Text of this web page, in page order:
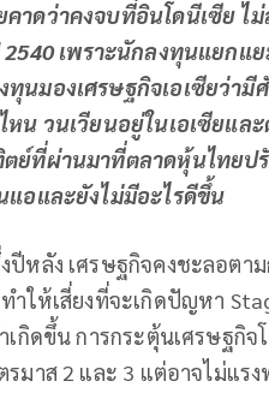
าดว่าคงจบที่อินโดนีเซีย ไ
2540 เพราะนักลงทุนแยกแ
นมองเศรษฐกิจเอเซียว่า
หน วนเวียนอยู่ในเอเซียแล
ตย์ที่ผ่านมาที่ตลาดหุ้นไทย
แอและยังไม่มีอะไรดีขึ้น
ปีหลัง เศรษฐกิจคงชะลอตา
าให้เสี่ยงที่จะเกิดปัญหา
เกิดขึ้น การกระตุ้นเศรษฐกิ
รมาส 2 และ 3 แต่อาจไม่แ